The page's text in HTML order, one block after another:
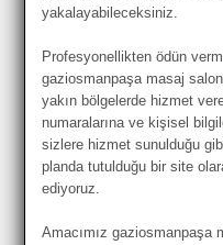
yakalayabileceksiniz.
Profesyonellikten ödün
gaziosmanpaşa masaj
yakın bölgelerde hizmet
numaralarına ve kişisel
sizlere hizmet sunulduğu
planda tutulduğu bir site
ediyoruz.
Amacımız